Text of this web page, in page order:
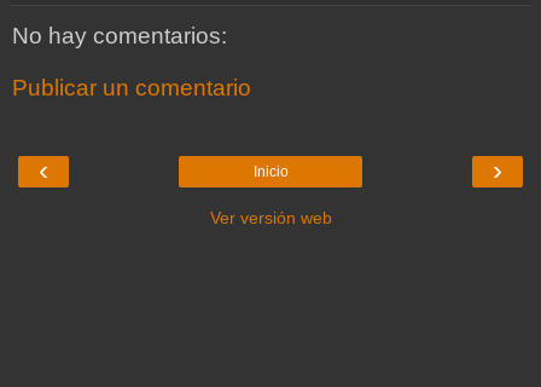
No hay comentarios:
Publicar un comentario
‹ ›
Inicio
Ver versión web